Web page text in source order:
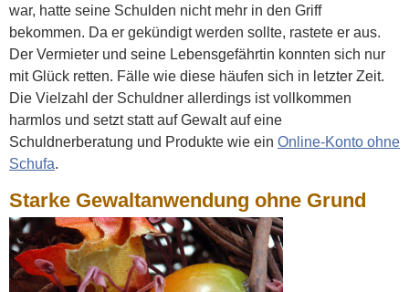
war, hatte seine Schulden nicht mehr in den Griff
bekommen. Da er gekündigt werden sollte, rastete er aus.
Der Vermieter und seine Lebensgefährtin konnten sich nur
mit Glück retten. Fälle wie diese häufen sich in letzter Zeit.
Die Vielzahl der Schuldner allerdings ist vollkommen
harmlos und setzt statt auf Gewalt auf eine
Schuldnerberatung und Produkte wie ein Online-Konto ohne
Schufa.
Starke Gewaltanwendung ohne Grund